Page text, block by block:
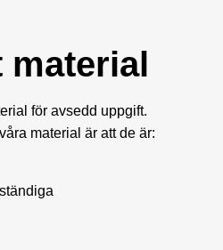
material
för avsedd uppgift.
material är att de är: